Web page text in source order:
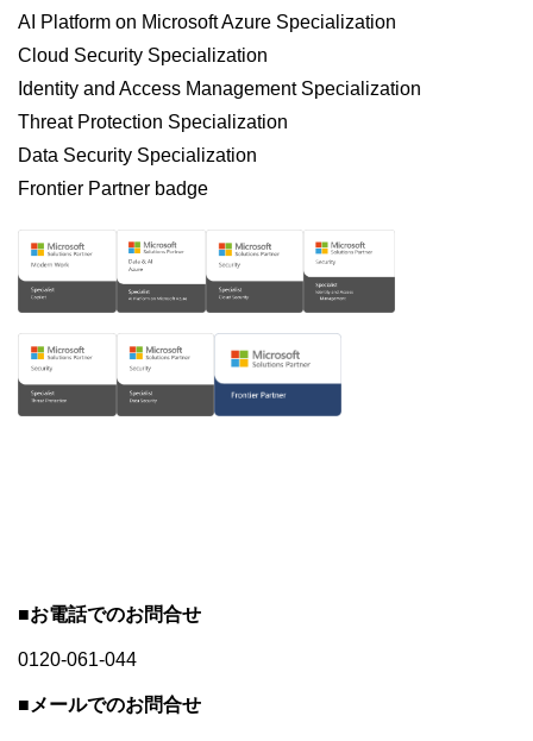
AI Platform on Microsoft Azure Specialization
Cloud Security Specialization
Identity and Access Management Specialization
Threat Protection Specialization
Data Security Specialization
Frontier Partner badge
■お電話でのお問合せ
0120-061-044
■メールでのお問合せ